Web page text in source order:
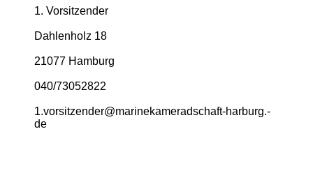
1. Vorsitzender
Dahlenholz 18
21077 Hamburg
040/73052822
1.­vorsitzender@­marinekameradschaft-­harburg.­
de